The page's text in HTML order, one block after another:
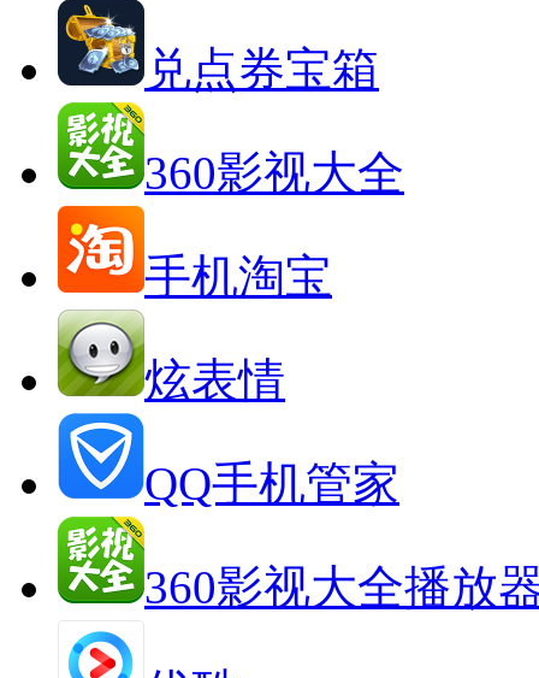
兑点券宝箱
360影视大全
手机淘宝
炫表情
QQ手机管家
360影视大全播放